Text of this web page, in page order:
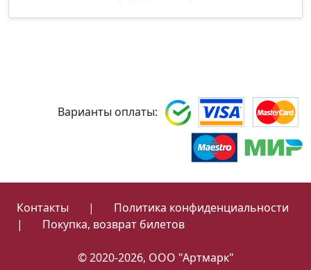
Варианты оплаты:
Контакты |
Политика конфиденциальности
|
Покупка, возврат билетов
© 2020-2026, ООО "Артмарк"